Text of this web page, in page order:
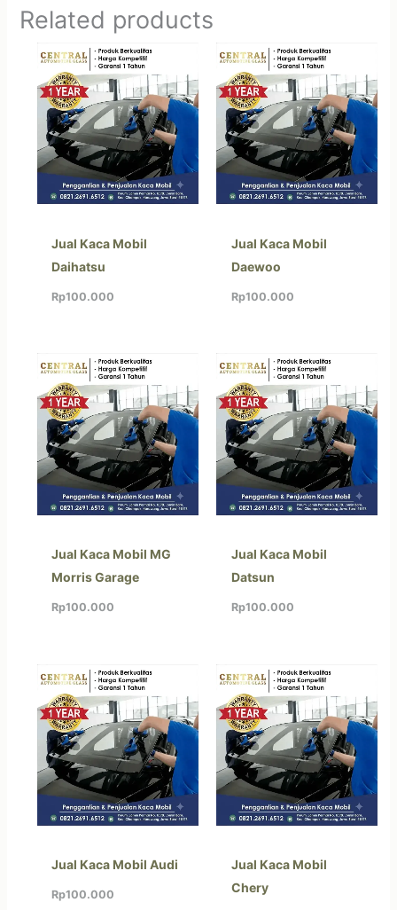
Related products
Jual Kaca Mobil
Daihatsu
Rp100.000
Jual Kaca Mobil
Daewoo
Rp100.000
Jual Kaca Mobil MG
Morris Garage
Rp100.000
Jual Kaca Mobil
Datsun
Rp100.000
Jual Kaca Mobil Audi
Rp100.000
Jual Kaca Mobil
Chery